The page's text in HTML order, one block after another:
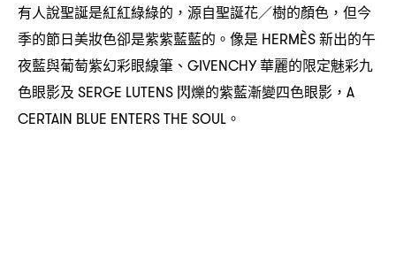
有人說聖誕是紅紅綠綠的 ， 源自聖誕花／樹的顏色 ， 但今
季的節日美妝色卻是紫紫藍藍的。像是 HERMÈS新出的午
夜藍與葡萄紫幻彩眼線筆、 GIVENCHY華麗的限定魅彩九
色眼影及 SERGE LUTENS 閃爍的紫藍漸變四色眼影 ，A
CERTAIN BLUE ENTERS THE SOUL 。